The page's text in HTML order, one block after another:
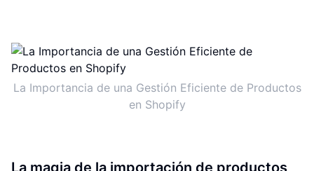
La Importancia de una Gestión Eficiente de Productos
en Shopify
La magia de la importación de productos